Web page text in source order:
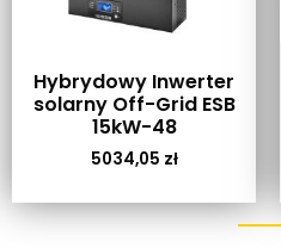
Hybrydowy Inwerter
solarny Off-Grid ESB
15kW-48
5034,05 zł